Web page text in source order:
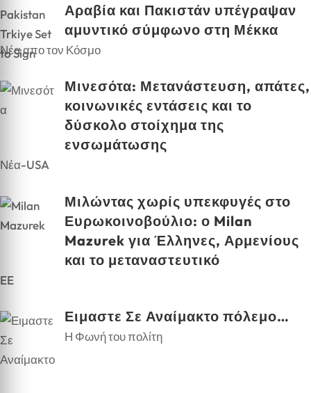
Αραβία και Πακιστάν υπέγραψαν
αμυντικό σύμφωνο στη Μέκκα
Νέα απο τον Κόσμο
Μινεσότα: Μετανάστευση, απάτες,
κοινωνικές εντάσεις και το
δύσκολο στοίχημα της
ενσωμάτωσης
Νέα-USA
Μιλώντας χωρίς υπεκφυγές στο
Ευρωκοινοβούλιο: ο Milan
Mazurek για Έλληνες, Αρμενίους
και το μεταναστευτικό
EE
Ειμαστε Σε Αναίμακτο πόλεμο…
Η Φωνή του πολίτη